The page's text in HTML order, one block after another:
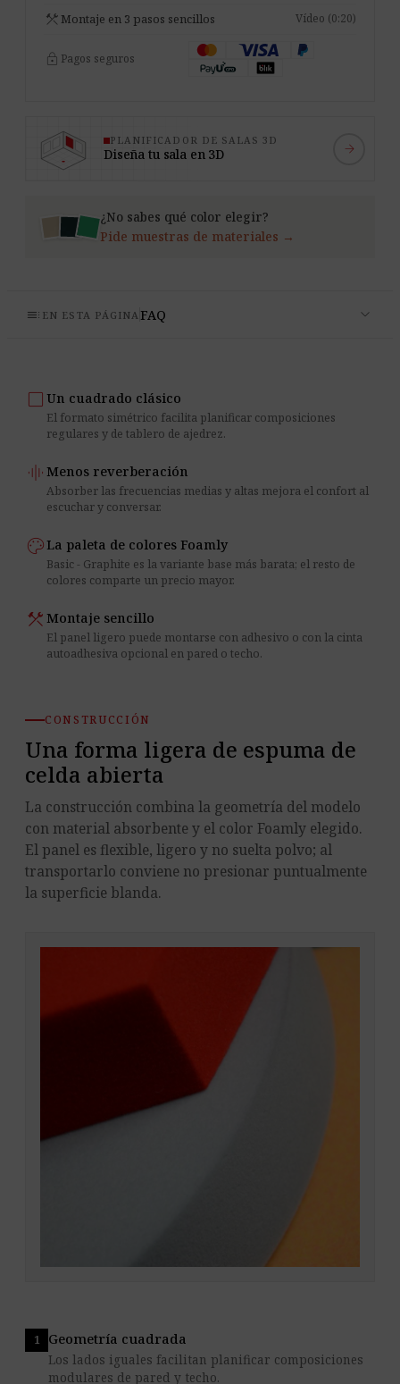
construction Montaje en 3 pasos sencillos Vídeo (0:20)
lock Pagos seguros
PLANIFICADOR DE SALAS 3D
Diseña tu sala en 3D arrow_forward
¿No sabes qué color elegir?
Pide muestras de materiales →
toc EN ESTA PÁGINA FAQ expand_more
crop_square Un cuadrado clásico
El formato simétrico facilita planificar composiciones
regulares y de tablero de ajedrez.
graphic_eq Menos reverberación
Absorber las frecuencias medias y altas mejora el confort al
escuchar y conversar.
paletteLa paleta de colores Foamly
Basic - Graphite es la variante base más barata; el resto de
colores comparte un precio mayor.
construction Montaje sencillo
El panel ligero puede montarse con adhesivo o con la cinta
autoadhesiva opcional en pared o techo.
CONSTRUCCIÓN
Una forma ligera de espuma de
celda abierta
La construcción combina la geometría del modelo
con material absorbente y el color Foamly elegido.
El panel es flexible, ligero y no suelta polvo; al
transportarlo conviene no presionar puntualmente
la superficie blanda.
Geometría cuadrada
Los lados iguales facilitan planificar composiciones
modulares de pared y techo.